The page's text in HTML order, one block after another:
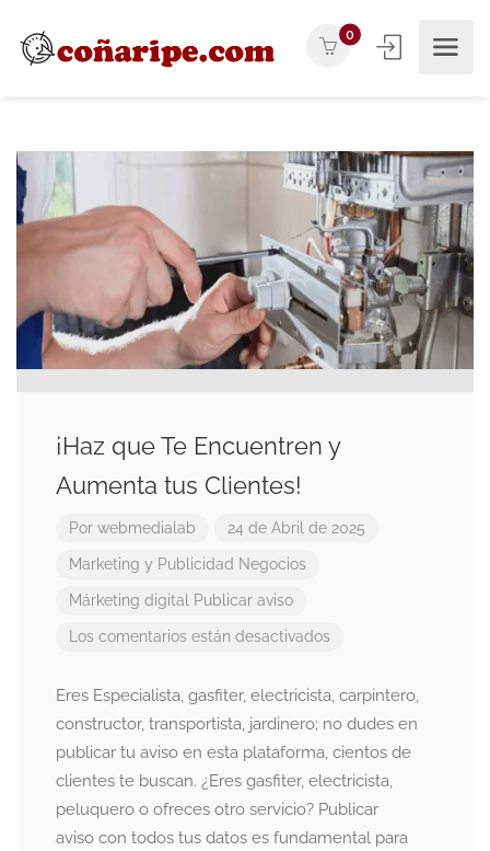
0
¡Haz que Te Encuentren y
Aumenta tus Clientes!
Por webmedialab 24 de Abril de 2025
Marketing y Publicidad Negocios
Márketing digital Publicar aviso
Los comentarios están desactivados
Eres Especialista, gasfiter, electricista, carpintero,
constructor, transportista, jardinero; no dudes en
publicar tu aviso en esta plataforma, cientos de
clientes te buscan. ¿Eres gasfiter, electricista,
peluquero o ofreces otro servicio? Publicar
aviso con todos tus datos es fundamental para